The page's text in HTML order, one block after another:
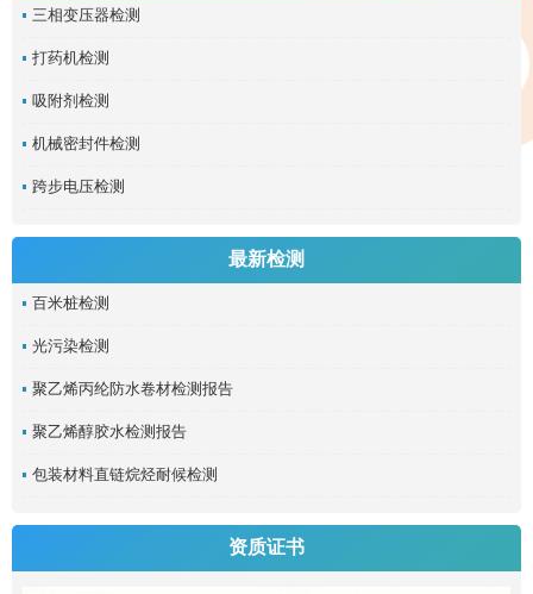
三相变压器检测
打药机检测
吸附剂检测
机械密封件检测
跨步电压检测
最新检测
百米桩检测
光污染检测
聚乙烯丙纶防水卷材检测报告
聚乙烯醇胶水检测报告
包装材料直链烷烃耐候检测
资质证书